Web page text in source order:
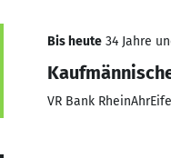
Bis heute 34 Jahre
VR Bank